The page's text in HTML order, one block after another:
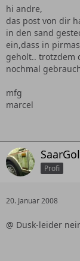
Ich hab bisher
kann der
3er Golf hat der
nen Himmel
nochmal hin!:)
hi andre,
das post von dir
in den sand
ein,dass in
geholt.. trotzdem
nochmal
mfg
marcel
Profi
20. Januar 2008
@ Dusk-leider